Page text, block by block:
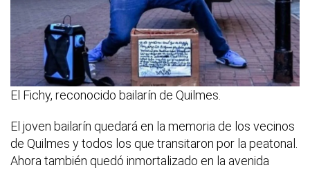
El Fichy, reconocido bailarín de Quilmes.
El joven bailarín quedará en la memoria de los vecinos
de Quilmes y todos los que transitaron por la peatonal.
Ahora también quedó inmortalizado en la avenida